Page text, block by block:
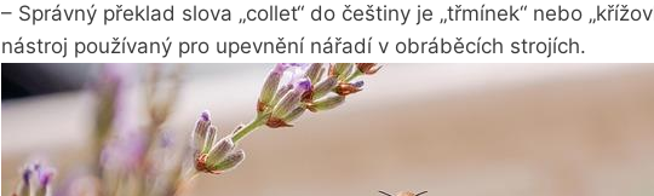
– Správný překlad​ slova „collet“ do češtiny je „třmínek“ nebo⁤
nástroj⁤ používaný pro ​upevnění nářadí v⁤ obráběcích⁣ strojích.